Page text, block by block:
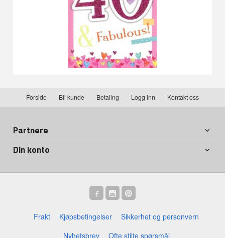
Forside Bli kunde Betaling Logg inn Kontakt oss
Partnere
Din konto
Frakt Kjøpsbetingelser
Sikkerhet og personvern
Nyhetsbrev
Ofte stilte spørsmål